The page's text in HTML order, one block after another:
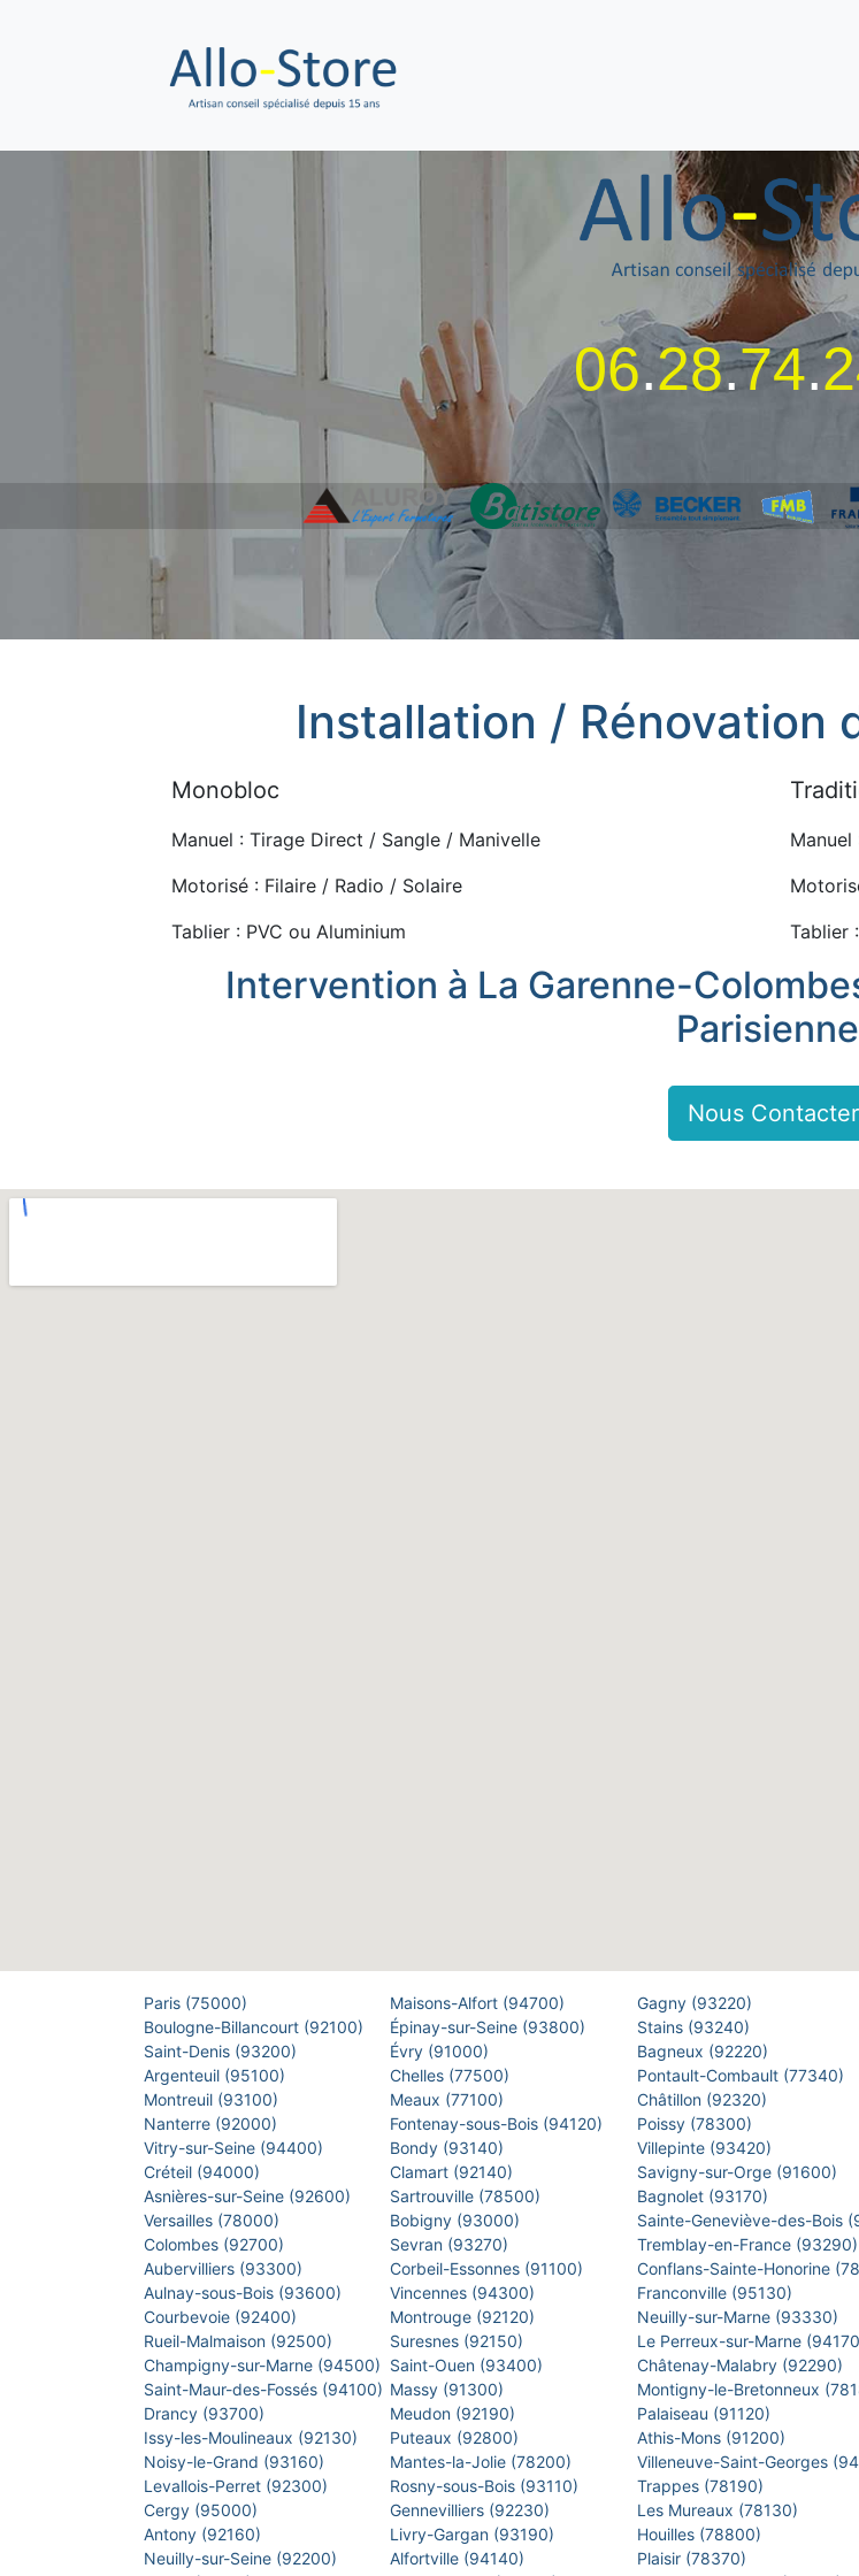
06.28.74.
Installation / Rénovation
Monobloc
Manuel : Tirage Direct / Sangle / Manivelle
Motorisé : Filaire / Radio / Solaire
Tablier : PVC ou Aluminium
Manuel
Tablier
Intervention à La Garenne-
Nous Contacter
Paris (75000)
Boulogne-Billancourt (92100)
Saint-Denis (93200)
Argenteuil (95100)
Montreuil (93100)
Nanterre (92000)
Vitry-sur-Seine (94400)
Créteil (94000)
Asnières-sur-Seine (92600)
Versailles (78000)
Colombes (92700)
Aubervilliers (93300)
Aulnay-sous-Bois (93600)
Courbevoie (92400)
Rueil-Malmaison (92500)
Champigny-sur-Marne (94500)
Saint-Maur-des-Fossés (94100)
Drancy (93700)
Issy-les-Moulineaux (92130)
Noisy-le-Grand (93160)
Levallois-Perret (92300)
Cergy (95000)
Antony (92160)
Neuilly-sur-Seine (92200)
Maisons-Alfort (94700)
Épinay-sur-Seine (93800)
Évry (91000)
Chelles (77500)
Meaux (77100)
Fontenay-sous-Bois (94120)
Bondy (93140)
Clamart (92140)
Sartrouville (78500)
Bobigny (93000)
Sevran (93270)
Corbeil-Essonnes (91100)
Vincennes (94300)
Montrouge (92120)
Suresnes (92150)
Saint-Ouen (93400)
Massy (91300)
Meudon (92190)
Puteaux (92800)
Mantes-la-Jolie (78200)
Rosny-sous-Bois (93110)
Gennevilliers (92230)
Livry-Gargan (93190)
Alfortville (94140)
Gagny (93220)
Stains (93240)
Bagneux (92220)
Pontault-Combault (77340)
Châtillon (92320)
Poissy (78300)
Villepinte (93420)
Savigny-sur-Orge (91600)
Bagnolet (93170)
Sainte-Geneviève-des-Bois
Tremblay-en-France (93290)
Conflans-Sainte-Honorine
Franconville (95130)
Neuilly-sur-Marne (93330)
Le Perreux-sur-Marne
Châtenay-Malabry (92290)
Montigny-le-Bretonneux
Palaiseau (91120)
Athis-Mons (91200)
Villeneuve-Saint-Georges
Trappes (78190)
Les Mureaux (78130)
Houilles (78800)
Plaisir (78370)